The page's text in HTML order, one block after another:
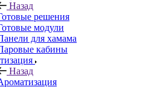
Назад
решения
модули
для хамама
кабины
Назад